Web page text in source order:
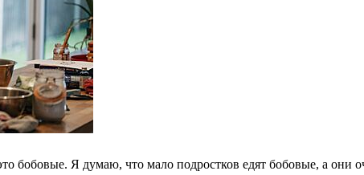
бобовые. Я думаю, что мало подростков едят бобовые, а они